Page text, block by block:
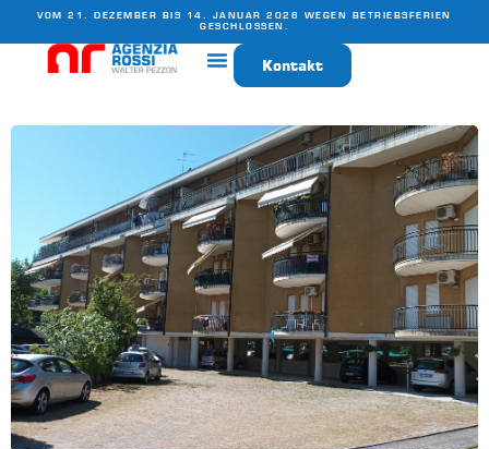
VOM 21. DEZEMBER BIS 14. JANUAR 2026 WEGEN BETRIEBSFERIEN
GESCHLOSSEN.
Kontakt